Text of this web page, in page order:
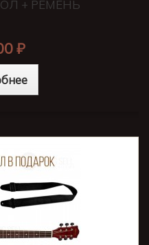
+ РЕМЕНЬ
₽